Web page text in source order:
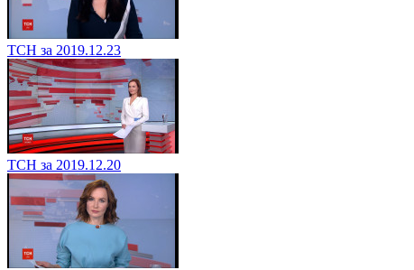
ТСН за 2019.12.23
ТСН за 2019.12.20